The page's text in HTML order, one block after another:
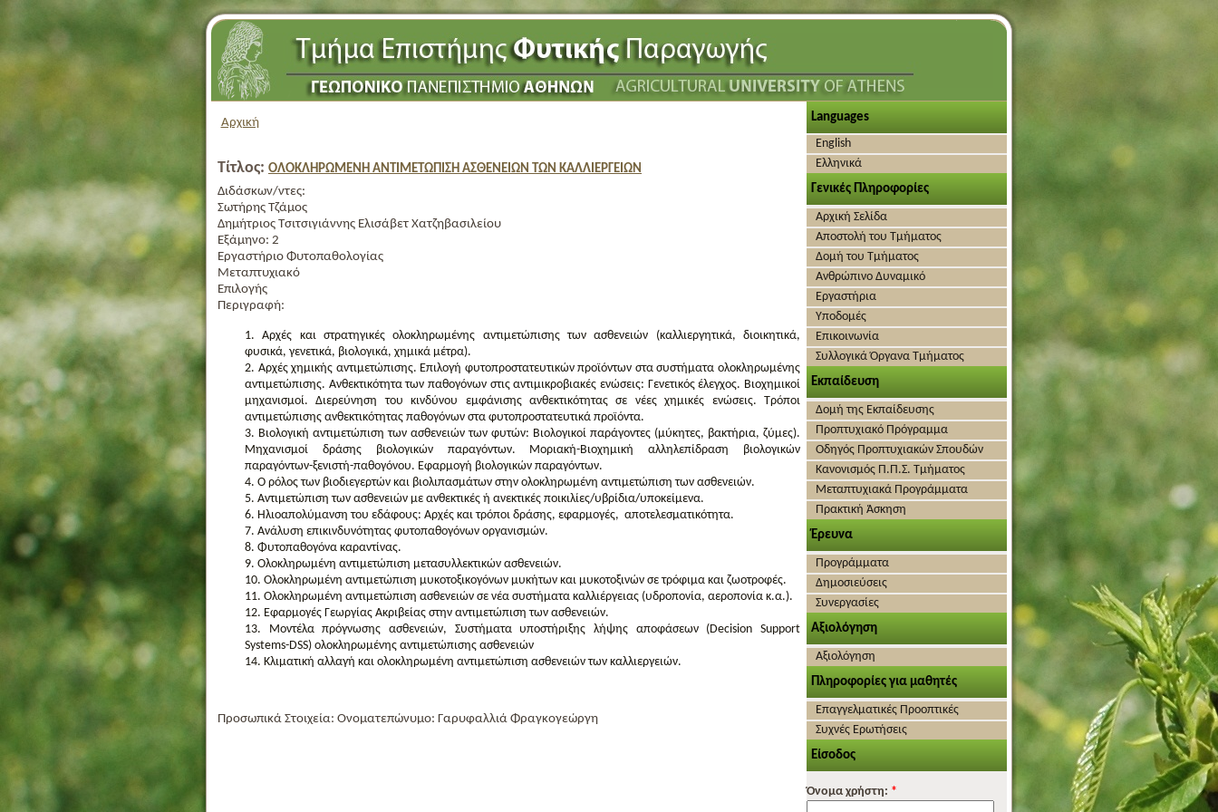
Αρχική
Τίτλος: ΟΛΟΚΛΗΡΩΜΕΝΗ ΑΝΤΙΜΕΤΩΠΙΣΗ ΑΣΘΕΝΕΙΩΝ ΤΩΝ ΚΑΛΛΙΕΡΓΕΙΩΝ
Διδάσκων/ντες:
Σωτήρης Τζάμος
Δημήτριος Τσιτσιγιάννης Ελισάβετ Χατζηβασιλείου
Εξάμηνο: 2
Εργαστήριο Φυτοπαθολογίας
Μεταπτυχιακό
Επιλογής
Περιγραφή:
Αρχές και στρατηγικές ολοκληρωμένης αντιμετώπισης των ασθενειών (καλλιεργητικά, διοικητικά,
φυσικά, γενετικά, βιολογικά, χημικά μέτρα).
Αρχές χημικής αντιμετώπισης. Επιλογή φυτοπροστατευτικών προϊόντων στα συστήματα ολοκληρωμένης
αντιμετώπισης. Ανθεκτικότητα των παθογόνων στις αντιμικροβιακές ενώσεις: Γενετικός έλεγχος. Βιοχημικοί
μηχανισμοί. Διερεύνηση του κινδύνου εμφάνισης ανθεκτικότητας σε νέες χημικές ενώσεις. Τρόποι
αντιμετώπισης ανθεκτικότητας παθογόνων στα φυτοπροστατευτικά προϊόντα.
Βιολογική αντιμετώπιση των ασθενειών των φυτών: Βιολογικοί παράγοντες (μύκητες, βακτήρια, ζύμες).
Μηχανισμοί δράσης βιολογικών παραγόντων. Μοριακή-Βιοχημική αλληλεπίδραση βιολογικών
παραγόντων-ξενιστή-παθογόνου. Εφαρμογή βιολογικών παραγόντων.
Ο ρόλος των βιοδιεγερτών και βιολιπασμάτων στην ολοκληρωμένη αντιμετώπιση των ασθενειών.
Αντιμετώπιση των ασθενειών με ανθεκτικές ή ανεκτικές ποικιλίες/υβρίδια/υποκείμενα.
Ηλιοαπολύμανση του εδάφους: Αρχές και τρόποι δράσης, εφαρμογές, αποτελεσματικότητα.
Ανάλυση επικινδυνότητας φυτοπαθογόνων οργανισμών.
Φυτοπαθογόνα καραντίνας.
Ολοκληρωμένη αντιμετώπιση μετασυλλεκτικών ασθενειών.
Ολοκληρωμένη αντιμετώπιση μυκοτοξικογόνων μυκήτων και μυκοτοξινών σε τρόφιμα και ζωοτροφές.
Ολοκληρωμένη αντιμετώπιση ασθενειών σε νέα συστήματα καλλιέργειας (υδροπονία, αεροπονία κ.α.).
Εφαρμογές Γεωργίας Ακριβείας στην αντιμετώπιση των ασθενειών.
Μοντέλα πρόγνωσης ασθενειών, Συστήματα υποστήριξης λήψης αποφάσεων (Decision Support
Systems-DSS) ολοκληρωμένης αντιμετώπισης ασθενειών
Κλιματική αλλαγή και ολοκληρωμένη αντιμετώπιση ασθενειών των καλλιεργειών.
Προσωπικά Στοιχεία: Ονοματεπώνυμο: Γαρυφαλλιά Φραγκογεώργη
Languages
English
Ελληνικά
Γενικές Πληροφορίες
Αρχική Σελίδα
Αποστολή του Τμήματος
Δομή του Τμήματος
Ανθρώπινο Δυναμικό
Εργαστήρια
Υποδομές
Επικοινωνία
Συλλογικά Όργανα Τμήματος
Εκπαίδευση
Δομή της Εκπαίδευσης
Προπτυχιακό Πρόγραμμα
Οδηγός Προπτυχιακών Σπουδών
Κανονισμός Π.Π.Σ. Τμήματος
Μεταπτυχιακά Προγράμματα
Πρακτική Άσκηση
Έρευνα
Προγράμματα
Δημοσιεύσεις
Συνεργασίες
Αξιολόγηση
Αξιολόγηση
Πληροφορίες για μαθητές
Επαγγελματικές Προοπτικές
Συχνές Ερωτήσεις
Είσοδος
Όνομα χρήστη: *